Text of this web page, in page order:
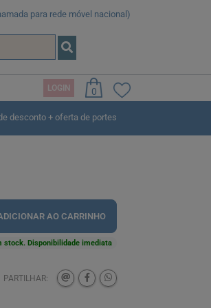
para rede móvel nacional)
LOGIN 0
desconto + oferta de portes
AO CARRINHO
stock. Disponibilidade imediata
PARTILHAR: